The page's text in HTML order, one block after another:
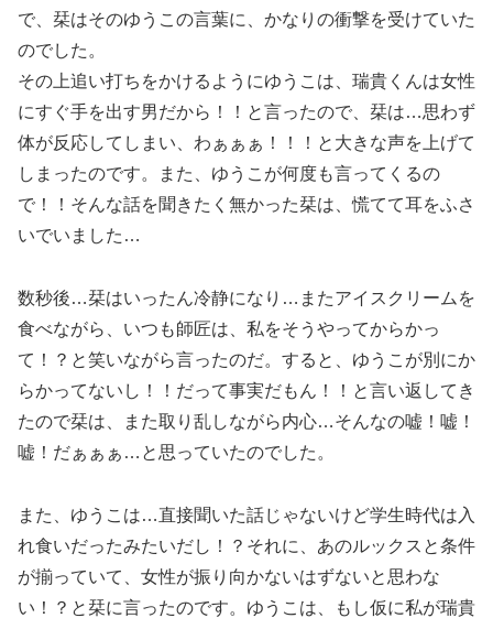
で、栞はそのゆうこの言葉に、かなりの衝撃を受けていた
のでした。
その上追い打ちをかけるようにゆうこは、瑞貴くんは女性
にすぐ手を出す男だから！！と言ったので、栞は…思わず
体が反応してしまい、わぁぁぁ！！！と大きな声を上げて
しまったのです。また、ゆうこが何度も言ってくるの
で！！そんな話を聞きたく無かった栞は、慌てて耳をふさ
いでいました…
数秒後…栞はいったん冷静になり…またアイスクリームを
食べながら、いつも師匠は、私をそうやってからかっ
て！？と笑いながら言ったのだ。すると、ゆうこが別にか
らかってないし！！だって事実だもん！！と言い返してき
たので栞は、また取り乱しながら内心…そんなの嘘！嘘！
嘘！だぁぁぁ…と思っていたのでした。
また、ゆうこは…直接聞いた話じゃないけど学生時代は入
れ食いだったみたいだし！？それに、あのルックスと条件
が揃っていて、女性が振り向かないはずないと思わな
い！？と栞に言ったのです。ゆうこは、もし仮に私が瑞貴